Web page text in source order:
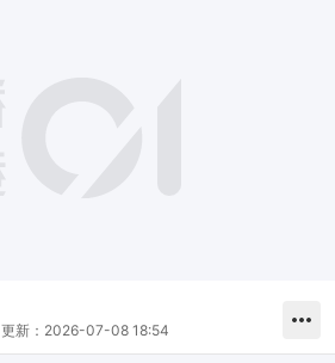
更新： 2026-07-08 18:54